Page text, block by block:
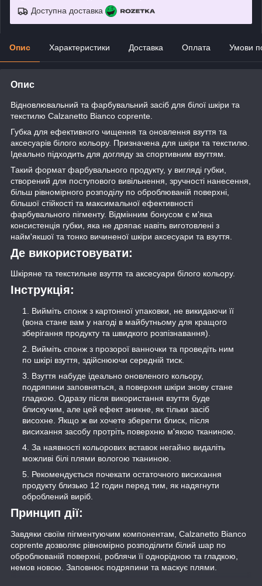
Доступна доставка
Опис Характеристики Доставка Оплата Умови
Опис
Відновлювальний та фарбувальний засіб для білої шкіри та
текстилю Calzanetto Bianco coprente.
Губка для ефективного чищення та оновлення взуття та
аксесуарів білого кольору. Призначена для шкіри та текстилю.
Ідеально підходить для догляду за спортивним взуттям.
Такий формат фарбувального продукту, у вигляді губки,
створений для поступового вивільнення, зручності нанесення,
більш рівномірного розподілу по оброблюваній поверхні,
більшої стійкості та максимальної ефективності
фарбувального пігменту. Відмінним бонусом є м'яка
консистенція губки, яка не дряпає навіть виготовлені з
найм'якшої та тонко вичиненої шкіри аксесуари та взуття.
Де використовувати:
Шкіряне та текстильне взуття та аксесуари білого кольору.
Інструкція:
Вийміть спонж з картонної упаковки, не викидаючи її
(вона стане вам у нагоді в майбутньому для кращого
зберігання продукту та швидкого розпізнавання).
Вийміть спонж з прозорої ванночки та проведіть ним
по шкірі взуття, здійснюючи середній тиск.
Взуття набуде ідеально оновленого кольору,
подряпини заповняться, а поверхня шкіри знову стане
гладкою. Одразу після використання взуття буде
блискучим, але цей ефект зникне, як тільки засіб
висохне. Якщо ж ви хочете зберегти блиск, після
висихання засобу протріть поверхню м'якою тканиною.
За наявності кольорових вставок негайно видаліть
можливі білі плями вологою тканиною.
Рекомендується почекати остаточного висихання
продукту близько 12 годин перед тим, як надягнути
оброблений виріб.
Принцип дії:
Завдяки своїм пігментуючим компонентам, Calzanetto Bianco
coprente дозволяє рівномірно розподілити білий шар по
оброблюваній поверхні, роблячи її однорідною та гладкою,
немов новою. Заповнює подряпини та маскує плями.